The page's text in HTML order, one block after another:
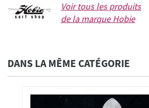
Voir tous les produits
de la marqueHobie
DANS LA MÊME CATÉGORIE